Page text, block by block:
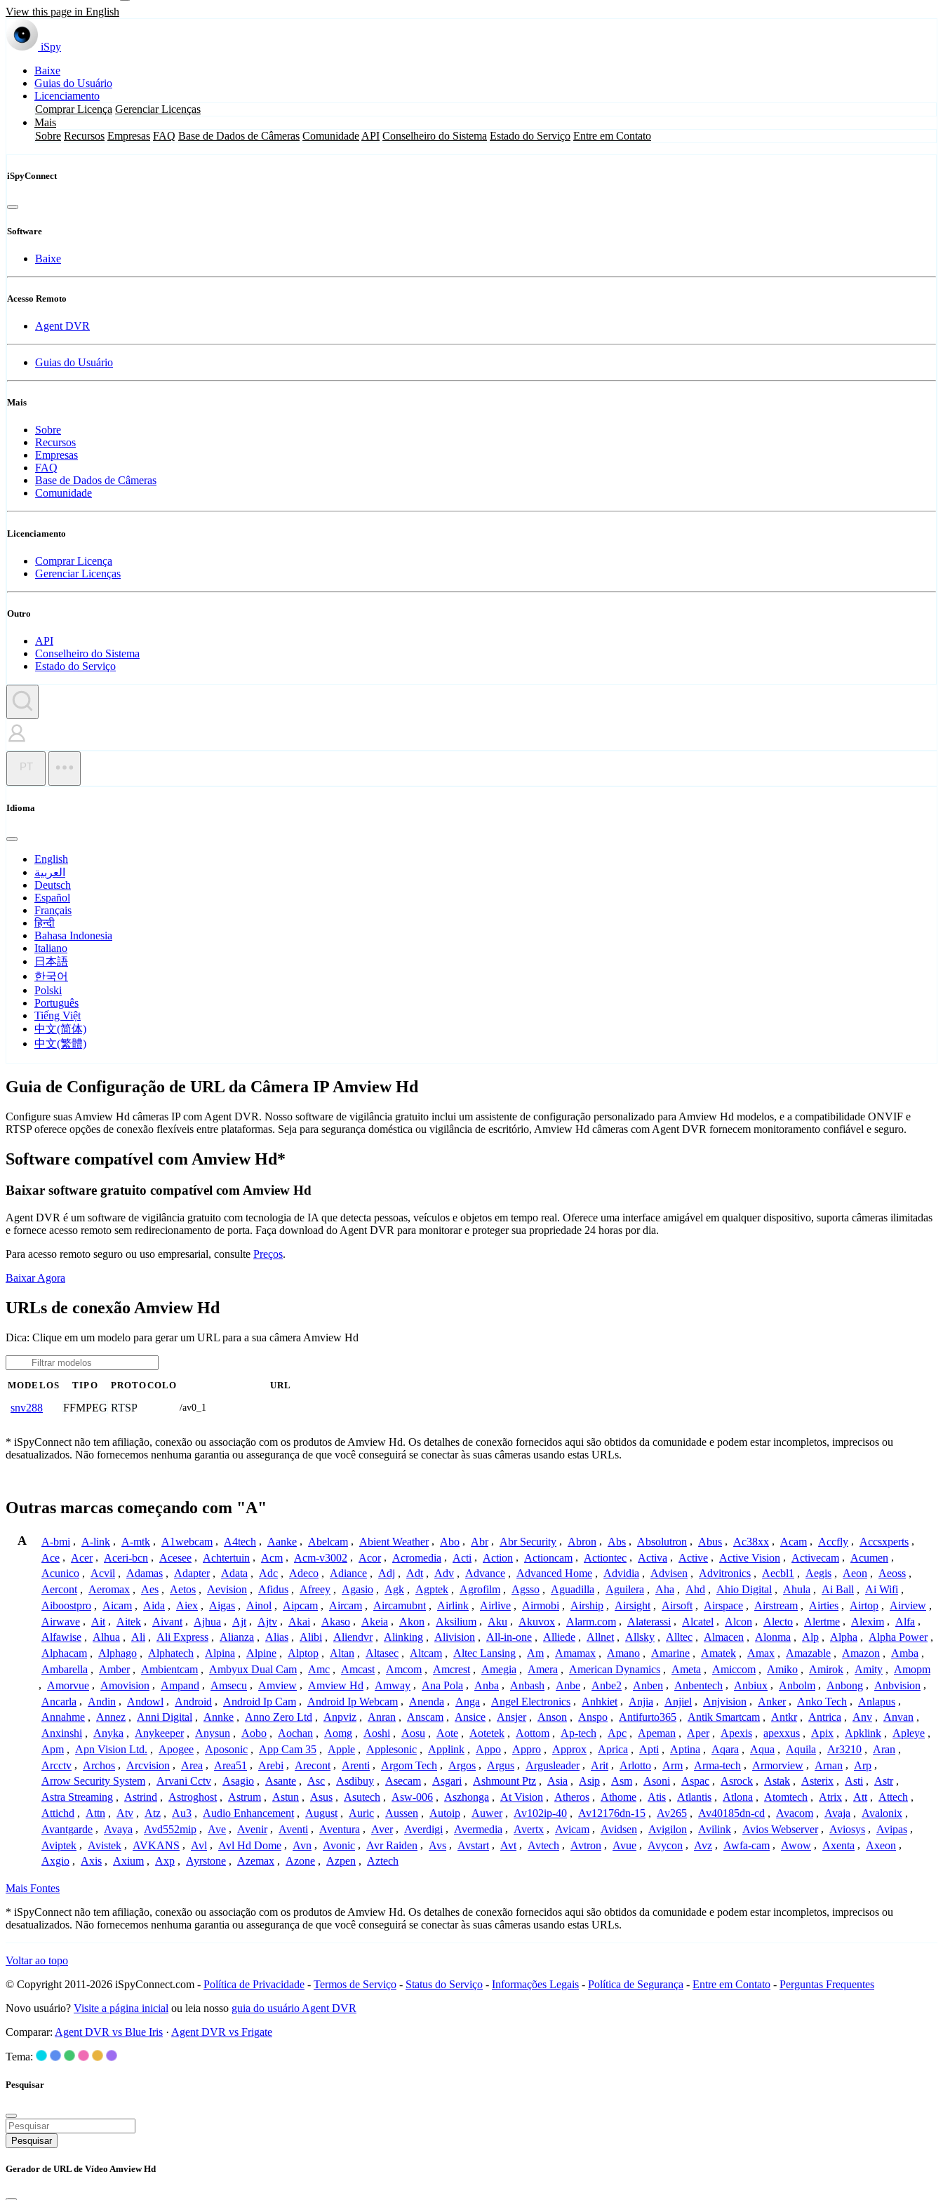
View this page in English
iSpy
Baixe
Guias do Usuário
Licenciamento
Comprar Licença Gerenciar Licenças
Mais
Sobre Recursos Empresas FAQ Base de Dados de Câmeras Comunidade API Conselheiro do Sistema Estado do Serviço Entre em Contato
iSpyConnect
Software
Baixe
Acesso Remoto
Agent DVR
Guias do Usuário
Mais
Sobre
Recursos
Empresas
FAQ
Base de Dados de Câmeras
Comunidade
Licenciamento
Comprar Licença
Gerenciar Licenças
Outro
API
Conselheiro do Sistema
Estado do Serviço
PT
Idioma
English
العربية
Deutsch
Español
Français
हिन्दी
Bahasa Indonesia
Italiano
日本語
한국어
Polski
Português
Tiếng Việt
中文(简体)
中文(繁體)
Guia de Configuração de URL da Câmera IP Amview Hd
Configure suas Amview Hd câmeras IP com Agent DVR. Nosso software de vigilância gratuito inclui um assistente de configuração personalizado para Amview Hd modelos, e a compatibilidade ONVIF e
RTSP oferece opções de conexão flexíveis entre plataformas. Seja para segurança doméstica ou vigilância de escritório, Amview Hd câmeras com Agent DVR fornecem monitoramento confiável e seguro.
Software compatível com Amview Hd*
Baixar software gratuito compatível com Amview Hd
Agent DVR é um software de vigilância gratuito com tecnologia de IA que detecta pessoas, veículos e objetos em tempo real. Oferece uma interface amigável em qualquer dispositivo, suporta câmeras ilimitadas
e fornece acesso remoto sem redirecionamento de porta. Faça download do Agent DVR para monitorar e proteger sua propriedade 24 horas por dia.
Para acesso remoto seguro ou uso empresarial, consulte Preços.
Baixar Agora
URLs de conexão Amview Hd
Dica: Clique em um modelo para gerar um URL para a sua câmera Amview Hd
MODELOS TIPO PROTOCOLO URL
snv288 FFMPEG RTSP /av0_1
* iSpyConnect não tem afiliação, conexão ou associação com os produtos de Amview Hd. Os detalhes de conexão fornecidos aqui são obtidos da comunidade e podem estar incompletos, imprecisos ou
desatualizados. Não fornecemos nenhuma garantia ou assegurança de que você conseguirá se conectar às suas câmeras usando estas URLs.
Outras marcas começando com "A"
A A-bmi , A-link , A-mtk , A1webcam , A4tech , Aanke , Abelcam , Abient Weather , Abo , Abr , Abr Security , Abron , Abs , Absolutron , Abus , Ac38xx , Acam , Accfly , Accsxperts ,
Ace , Acer , Aceri-bcn , Acesee , Achtertuin , Acm , Acm-v3002 , Acor , Acromedia , Acti , Action , Actioncam , Actiontec , Activa , Active , Active Vision , Activecam , Acumen ,
Acunico , Acvil , Adamas , Adapter , Adata , Adc , Adeco , Adiance , Adj , Adt , Adv , Advance , Advanced Home , Advidia , Advisen , Advitronics , Aecbl1 , Aegis , Aeon , Aeoss ,
Aercont , Aeromax , Aes , Aetos , Aevision , Afidus , Afreey , Agasio , Agk , Agptek , Agrofilm , Agsso , Aguadilla , Aguilera , Aha , Ahd , Ahio Digital , Ahula , Ai Ball , Ai Wifi ,
Aiboostpro , Aicam , Aida , Aiex , Aigas , Ainol , Aipcam , Aircam , Aircamubnt , Airlink , Airlive , Airmobi , Airship , Airsight , Airsoft , Airspace , Airstream , Airties , Airtop , Airview ,
Airwave , Ait , Aitek , Aivant , Ajhua , Ajt , Ajtv , Akai , Akaso , Akeia , Akon , Aksilium , Aku , Akuvox , Alarm.com , Alaterassi , Alcatel , Alcon , Alecto , Alertme , Alexim , Alfa ,
Alfawise , Alhua , Ali , Ali Express , Alianza , Alias , Alibi , Aliendvr , Alinking , Alivision , All-in-one , Alliede , Allnet , Allsky , Alltec , Almacen , Alonma , Alp , Alpha , Alpha Power ,
Alphacam , Alphago , Alphatech , Alpina , Alpine , Alptop , Altan , Altasec , Altcam , Altec Lansing , Am , Amamax , Amano , Amarine , Amatek , Amax , Amazable , Amazon , Amba ,
Ambarella , Amber , Ambientcam , Ambyux Dual Cam , Amc , Amcast , Amcom , Amcrest , Amegia , Amera , American Dynamics , Ameta , Amiccom , Amiko , Amirok , Amity , Amopm
, Amorvue , Amovision , Ampand , Amsecu , Amview , Amview Hd , Amway , Ana Pola , Anba , Anbash , Anbe , Anbe2 , Anben , Anbentech , Anbiux , Anbolm , Anbong , Anbvision ,
Ancarla , Andin , Andowl , Android , Android Ip Cam , Android Ip Webcam , Anenda , Anga , Angel Electronics , Anhkiet , Anjia , Anjiel , Anjvision , Anker , Anko Tech , Anlapus ,
Annahme , Annez , Anni Digital , Annke , Anno Zero Ltd , Anpviz , Anran , Anscam , Ansice , Ansjer , Anson , Anspo , Antifurto365 , Antik Smartcam , Antkr , Antrica , Anv , Anvan ,
Anxinshi , Anyka , Anykeeper , Anysun , Aobo , Aochan , Aomg , Aoshi , Aosu , Aote , Aotetek , Aottom , Ap-tech , Apc , Apeman , Aper , Apexis , apexxus , Apix , Apklink , Apleye ,
Apm , Apn Vision Ltd. , Apogee , Aposonic , App Cam 35 , Apple , Applesonic , Applink , Appo , Appro , Approx , Aprica , Apti , Aptina , Aqara , Aqua , Aquila , Ar3210 , Aran ,
Arcctv , Archos , Arcvision , Area , Area51 , Arebi , Arecont , Arenti , Argom Tech , Argos , Argus , Argusleader , Arit , Arlotto , Arm , Arma-tech , Armorview , Arnan , Arp ,
Arrow Security System , Arvani Cctv , Asagio , Asante , Asc , Asdibuy , Asecam , Asgari , Ashmount Ptz , Asia , Asip , Asm , Asoni , Aspac , Asrock , Astak , Asterix , Asti , Astr ,
Astra Streaming , Astrind , Astroghost , Astrum , Astun , Asus , Asutech , Asw-006 , Aszhonga , At Vision , Atheros , Athome , Atis , Atlantis , Atlona , Atomtech , Atrix , Att , Attech ,
Attichd , Attn , Atv , Atz , Au3 , Audio Enhancement , August , Auric , Aussen , Autoip , Auwer , Av102ip-40 , Av12176dn-15 , Av265 , Av40185dn-cd , Avacom , Avaja , Avalonix ,
Avantgarde , Avaya , Avd552mip , Ave , Avenir , Aventi , Aventura , Aver , Averdigi , Avermedia , Avertx , Avicam , Avidsen , Avigilon , Avilink , Avios Webserver , Aviosys , Avipas ,
Aviptek , Avistek , AVKANS , Avl , Avl Hd Dome , Avn , Avonic , Avr Raiden , Avs , Avstart , Avt , Avtech , Avtron , Avue , Avycon , Avz , Awfa-cam , Awow , Axenta , Axeon ,
Axgio , Axis , Axium , Axp , Ayrstone , Azemax , Azone , Azpen , Aztech
Mais Fontes
* iSpyConnect não tem afiliação, conexão ou associação com os produtos de Amview Hd. Os detalhes de conexão fornecidos aqui são obtidos da comunidade e podem estar incompletos, imprecisos ou
desatualizados. Não fornecemos nenhuma garantia ou assegurança de que você conseguirá se conectar às suas câmeras usando estas URLs.
Voltar ao topo
© Copyright 2011-2026 iSpyConnect.com - Política de Privacidade - Termos de Serviço - Status do Serviço - Informações Legais - Política de Segurança - Entre em Contato - Perguntas Frequentes
Novo usuário? Visite a página inicial ou leia nosso guia do usuário Agent DVR
Comparar: Agent DVR vs Blue Iris · Agent DVR vs Frigate
Tema:
Pesquisar
Pesquisar
Gerador de URL de Vídeo Amview Hd